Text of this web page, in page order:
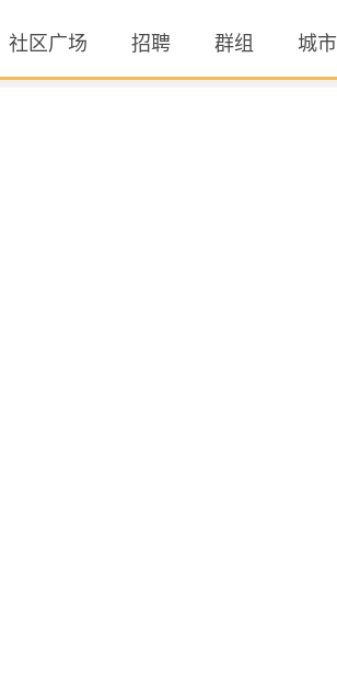
社区广场 招聘 群组 城市